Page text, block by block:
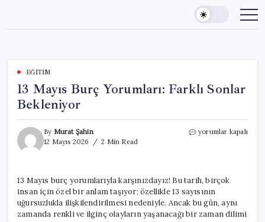
content
EĞITIM
13 Mayıs Burç Yorumları: Farklı Sonlar
Bekleniyor
By Murat Şahin
12 Mayıs 2026
2 Min Read
13
Sonlar
Bekleniyor
için
yorumlar kapalı
13 Mayıs burç yorumlarıyla karşınızdayız! Bu tarih, birçok
insan için özel bir anlam taşıyor; özellikle 13 sayısının
uğursuzlukla ilişkilendirilmesi nedeniyle. Ancak bu gün, aynı
zamanda renkli ve ilginç olayların yaşanacağı bir zaman dilimi